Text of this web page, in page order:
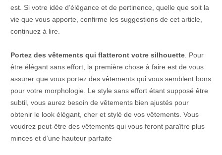
est. Si votre idée d’élégance et de pertinence, quelle que soit la
vie que vous apporte, confirme les suggestions de cet article,
continuez à lire.
Portez des vêtements qui flatteront votre silhouette. Pour
être élégant sans effort, la première chose à faire est de vous
assurer que vous portez des vêtements qui vous semblent bons
pour votre morphologie. Le style sans effort étant supposé être
subtil, vous aurez besoin de vêtements bien ajustés pour
obtenir le look élégant, cher et stylé de vos vêtements. Vous
voudrez peut-être des vêtements qui vous feront paraître plus
minces et d’une hauteur parfaite